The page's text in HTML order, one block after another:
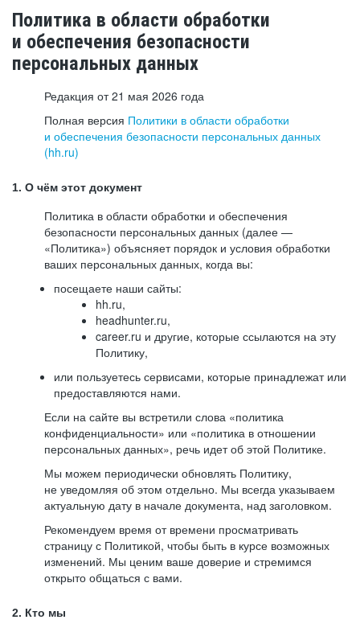
Политика в области обработки
и обеспечения безопасности
персональных данных
Редакция от 21 мая 2026 года
Полная версия Политики в области обработки
и обеспечения безопасности персональных данных
(hh.ru)
1. О чём этот документ
Политика в области обработки и обеспечения
безопасности персональных данных (далее —
«Политика») объясняет порядок и условия обработки
ваших персональных данных, когда вы:
посещаете наши сайты:
hh.ru,
headhunter.ru,
career.ru и другие, которые ссылаются на эту
Политику,
или пользуетесь сервисами, которые принадлежат или
предоставляются нами.
Если на сайте вы встретили слова «политика
конфиденциальности» или «политика в отношении
персональных данных», речь идет об этой Политике.
Мы можем периодически обновлять Политику,
не уведомляя об этом отдельно. Мы всегда указываем
актуальную дату в начале документа, над заголовком.
Рекомендуем время от времени просматривать
страницу с Политикой, чтобы быть в курсе возможных
изменений. Мы ценим ваше доверие и стремимся
открыто общаться с вами.
2. Кто мы